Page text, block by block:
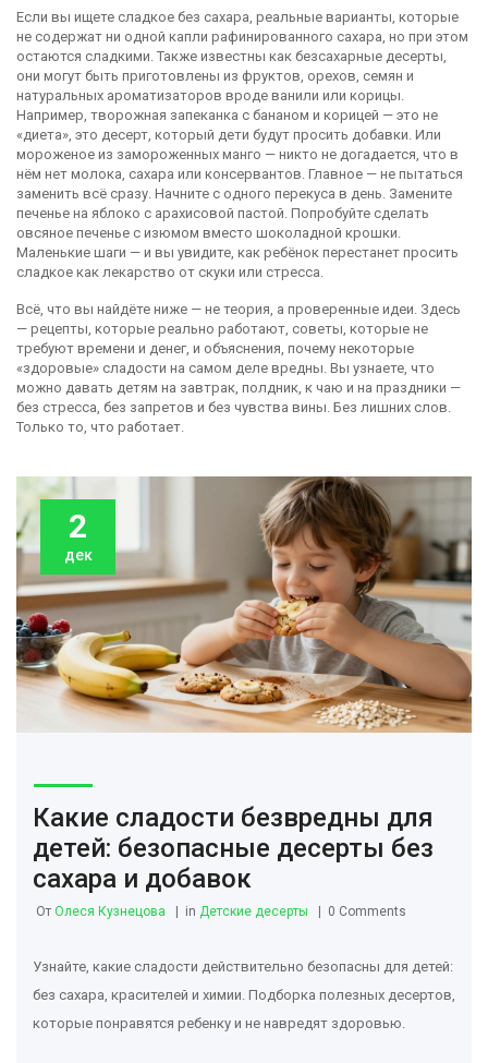
Если вы ищете сладкое без сахара, реальные варианты, которые
не содержат ни одной капли рафинированного сахара, но при этом
остаются сладкими. Также известны как безсахарные десерты,
они могут быть приготовлены из фруктов, орехов, семян и
натуральных ароматизаторов вроде ванили или корицы.
Например, творожная запеканка с бананом и корицей — это не
«диета», это десерт, который дети будут просить добавки. Или
мороженое из замороженных манго — никто не догадается, что в
нём нет молока, сахара или консервантов. Главное — не пытаться
заменить всё сразу. Начните с одного перекуса в день. Замените
печенье на яблоко с арахисовой пастой. Попробуйте сделать
овсяное печенье с изюмом вместо шоколадной крошки.
Маленькие шаги — и вы увидите, как ребёнок перестанет просить
сладкое как лекарство от скуки или стресса.
Всё, что вы найдёте ниже — не теория, а проверенные идеи. Здесь
— рецепты, которые реально работают, советы, которые не
требуют времени и денег, и объяснения, почему некоторые
«здоровые» сладости на самом деле вредны. Вы узнаете, что
можно давать детям на завтрак, полдник, к чаю и на праздники —
без стресса, без запретов и без чувства вины. Без лишних слов.
Только то, что работает.
2
дек
Какие сладости безвредны для
детей: безопасные десерты без
сахара и добавок
От Олеся Кузнецова in Детские десерты 0 Comments
Узнайте, какие сладости действительно безопасны для детей:
без сахара, красителей и химии. Подборка полезных десертов,
которые понравятся ребенку и не навредят здоровью.